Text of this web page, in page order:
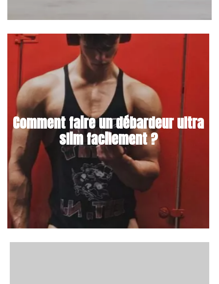
Comment faire un débardeur ultra
slim facilement ?